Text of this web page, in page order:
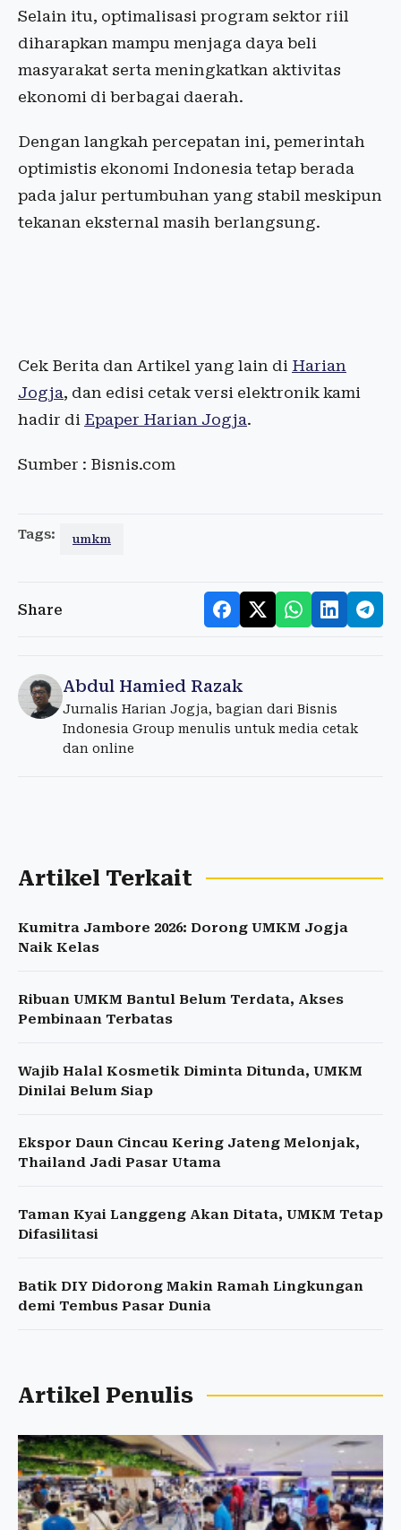
Selain itu, optimalisasi program sektor riil
diharapkan mampu menjaga daya beli
masyarakat serta meningkatkan aktivitas
ekonomi di berbagai daerah.
Dengan langkah percepatan ini, pemerintah
optimistis ekonomi Indonesia tetap berada
pada jalur pertumbuhan yang stabil meskipun
tekanan eksternal masih berlangsung.
Cek Berita dan Artikel yang lain di Harian
Jogja, dan edisi cetak versi elektronik kami
hadir di Epaper Harian Jogja.
Sumber : Bisnis.com
Tags: umkm
Share
Abdul Hamied Razak
Jurnalis Harian Jogja, bagian dari Bisnis
Indonesia Group menulis untuk media cetak
dan online
Artikel Terkait
Kumitra Jambore 2026: Dorong UMKM Jogja
Naik Kelas
Ribuan UMKM Bantul Belum Terdata, Akses
Pembinaan Terbatas
Wajib Halal Kosmetik Diminta Ditunda, UMKM
Dinilai Belum Siap
Ekspor Daun Cincau Kering Jateng Melonjak,
Thailand Jadi Pasar Utama
Taman Kyai Langgeng Akan Ditata, UMKM Tetap
Difasilitasi
Batik DIY Didorong Makin Ramah Lingkungan
demi Tembus Pasar Dunia
Artikel Penulis